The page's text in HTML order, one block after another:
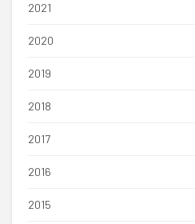
2021
2020
2019
2018
2017
2016
2015